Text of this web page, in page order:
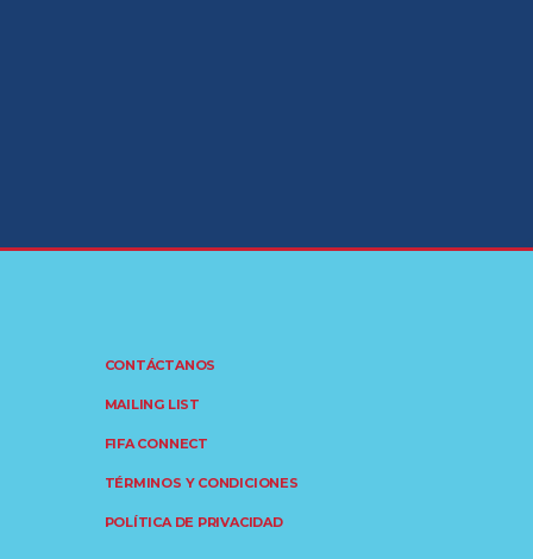
CONTÁCTANOS
MAILING LIST
FIFA CONNECT
TÉRMINOS Y CONDICIONES
POLÍTICA DE PRIVACIDAD